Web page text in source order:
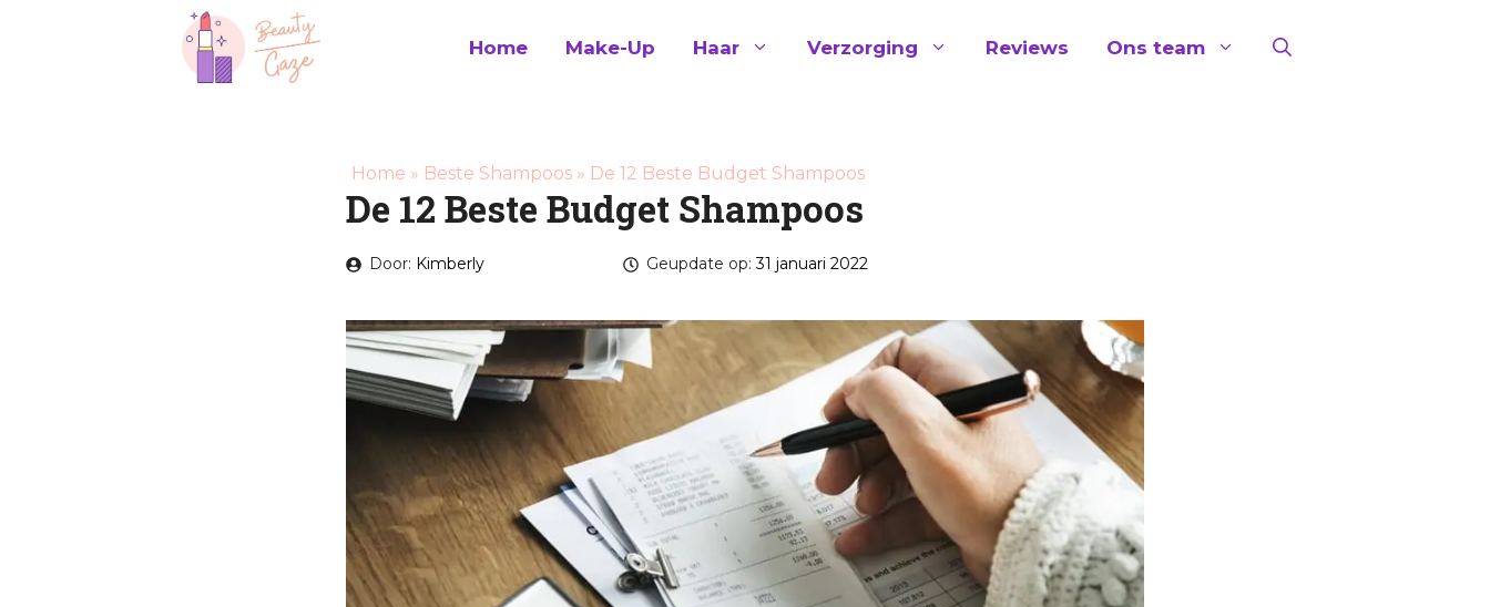
Home Make-Up Haar Verzorging Reviews Ons team
Home » Beste Shampoos » De 12 Beste Budget Shampoos
De 12 Beste Budget Shampoos
Door: Kimberly Geupdate op:31 januari 2022